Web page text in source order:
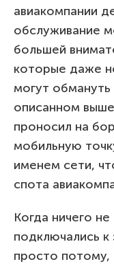
авиакомпании
обслуживание
большей
которые даже
могут
описанном
проносил на
мобильную
именем сети,
спота
Когда ничего
подключались
просто потому,